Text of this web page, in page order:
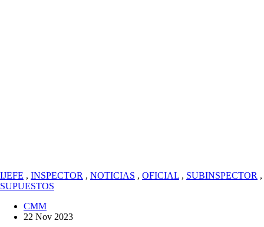
IJEFE , INSPECTOR , NOTICIAS , OFICIAL , SUBINSPECTOR ,
SUPUESTOS
CMM
22 Nov 2023